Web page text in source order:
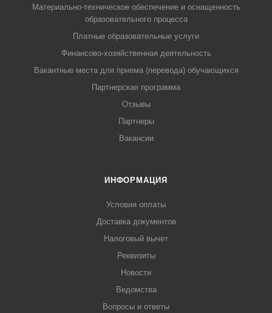
Материально-техническое обеспечение и оснащенность
образовательного процесса
Платные образовательные услуги
Финансово-хозяйственная деятельность
Вакантные места для приема (перевода) обучающихся
Партнерская программа
Отзывы
Партнеры
Вакансии
ИНФОРМАЦИЯ
Условия оплаты
Доставка документов
Налоговый вычет
Реквизиты
Новости
Ведомства
Вопросы и ответы